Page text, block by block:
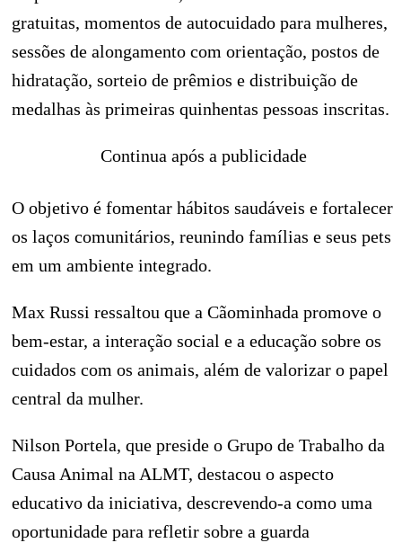
gratuitas, momentos de autocuidado para mulheres,
sessões de alongamento com orientação, postos de
hidratação, sorteio de prêmios e distribuição de
medalhas às primeiras quinhentas pessoas inscritas.
Continua após a publicidade
O objetivo é fomentar hábitos saudáveis e fortalecer
os laços comunitários, reunindo famílias e seus pets
em um ambiente integrado.
Max Russi ressaltou que a Cãominhada promove o
bem-estar, a interação social e a educação sobre os
cuidados com os animais, além de valorizar o papel
central da mulher.
Nilson Portela, que preside o Grupo de Trabalho da
Causa Animal na ALMT, destacou o aspecto
educativo da iniciativa, descrevendo-a como uma
oportunidade para refletir sobre a guarda